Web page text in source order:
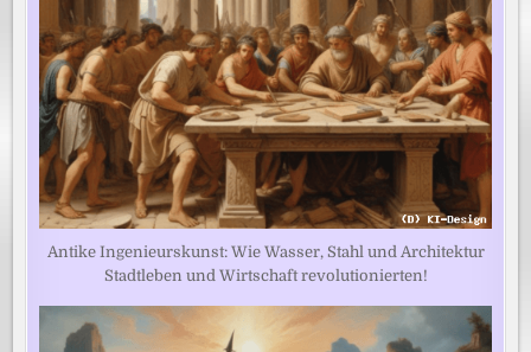
Antike Ingenieurskunst: Wie Wasser, Stahl und Architektur
Stadtleben und Wirtschaft revolutionierten!